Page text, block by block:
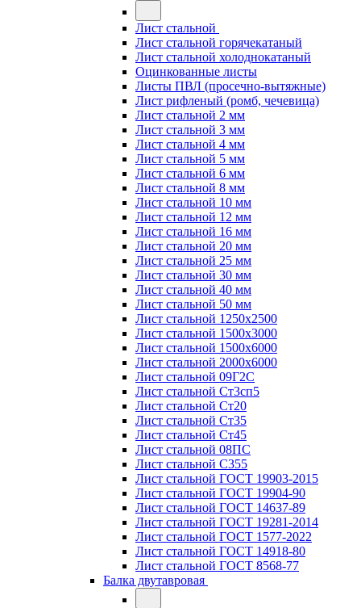
Лист стальной
Лист стальной горячекатаный
Лист стальной холоднокатаный
Оцинкованные листы
Листы ПВЛ (просечно-вытяжные)
Лист рифленый (ромб, чечевица)
Лист стальной 2 мм
Лист стальной 3 мм
Лист стальной 4 мм
Лист стальной 5 мм
Лист стальной 6 мм
Лист стальной 8 мм
Лист стальной 10 мм
Лист стальной 12 мм
Лист стальной 16 мм
Лист стальной 20 мм
Лист стальной 25 мм
Лист стальной 30 мм
Лист стальной 40 мм
Лист стальной 50 мм
Лист стальной 1250х2500
Лист стальной 1500х3000
Лист стальной 1500х6000
Лист стальной 2000х6000
Лист стальной 09Г2С
Лист стальной Ст3сп5
Лист стальной Ст20
Лист стальной Ст35
Лист стальной Ст45
Лист стальной 08ПС
Лист стальной С355
Лист стальной ГОСТ 19903-2015
Лист стальной ГОСТ 19904-90
Лист стальной ГОСТ 14637-89
Лист стальной ГОСТ 19281-2014
Лист стальной ГОСТ 1577-2022
Лист стальной ГОСТ 14918-80
Лист стальной ГОСТ 8568-77
Балка двутавровая